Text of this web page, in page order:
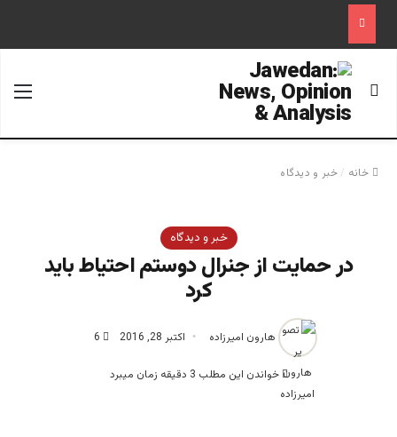
جستجو برای
خانه /خبر و دیدگاه
خبر و دیدگاه
در حمایت از جنرال دوستم احتیاط باید
کرد
هارون امیرزاده اکتبر 28, 2016 6
خواندن این مطلب 3 دقیقه زمان میبرد